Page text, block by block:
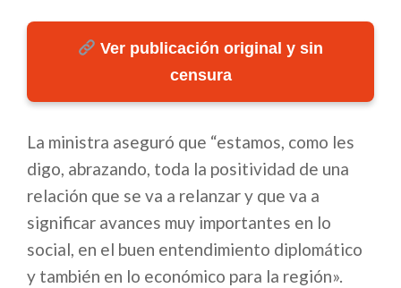
Ver publicación original y sin
censura
La ministra aseguró que “estamos, como les
digo, abrazando, toda la positividad de una
relación que se va a relanzar y que va a
significar avances muy importantes en lo
social, en el buen entendimiento diplomático
y también en lo económico para la región».